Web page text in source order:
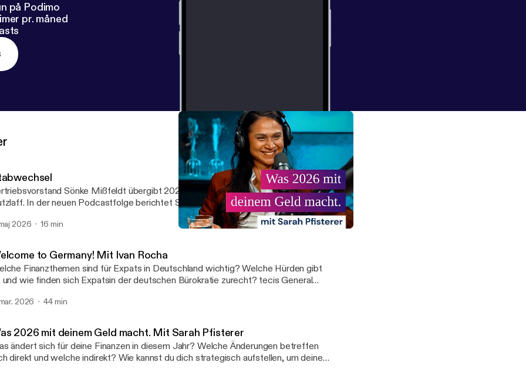
på Podimo
pr. måned
Sönke Mißfeldt übergibt 2027 die Führung von tecis an Stefan
In der neuen Podcastfolge berichtet Sönke exklusiv über seine
und das, was jetzt wichtig ist. Jetzt reinhören und alle Infos aus erster
erhalten.
2026 16 min
to Germany! Mit Ivan Rocha
Finanzthemen sind für Expats in Deutschland wichtig? Welche Hürden gibt
und wie finden sich Expatsin der deutschen Bürokratie zurecht? tecis General
Folge über genau diese Fragen und gibt dir wertvolle Einblicke in die Welt
aus und was sind ihreHerausforderungen? ✅ Vorsorge,
Welche Chancen können sich für Expats ergeben? ✅
Einblicke in Ivans Erfahrungen als Expat-Berater und seinen eigenen
2026 44 min
2026 mit deinem Geld macht. Mit Sarah Pfisterer
ändert sich für deine Finanzen in diesem Jahr? Welche Änderungen betreffen
direkt und welche indirekt? Wie kannst du dich strategisch aufstellen, um deine